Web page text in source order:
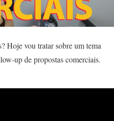
Hoje vou tratar sobre um tema
up de propostas comerciais.